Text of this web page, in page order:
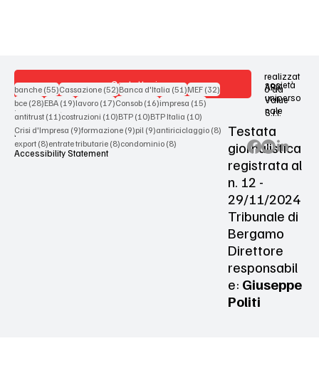
Contattaci
Terms & Conditions
Privacy Policy
Accessibility Statement
realizzat
o da
società
uniperso
nale
ARX
Value
S.r.l.
Testata
giornalistica
registrata al
n. 12 -
29/11/2024
Tribunale di
Bergamo
Direttore
responsabil
e: Giuseppe
Politi
banche (55)55 post
Cassazione (52)52 post
Banca d'Italia (51)51 post
MEF (32)32 post
bce (28)28 post
EBA (19)19 post
lavoro (17)17 post
Consob (16)16 post
impresa (15)15 post
antitrust (11)11 post
costruzioni (10)10 post
BTP (10)10 post
BTP Italia (10)10 post
Crisi d'Impresa (9)9 post
formazione (9)9 post
pil (9)9 post
antiriciclaggio (8)8 post
export (8)8 post
entrate tributarie (8)8 post
condominio (8)8 post